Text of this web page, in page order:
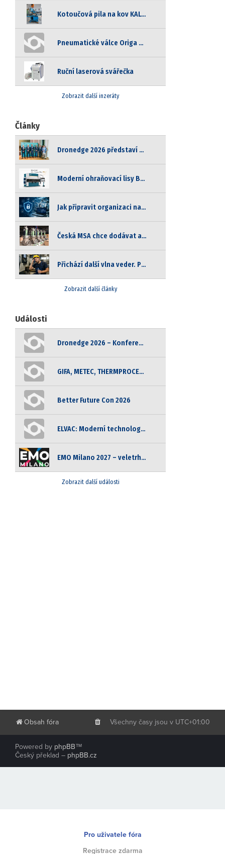
Obsah fóra Všechny časy jsou v UTC+01:00
Powered by phpBB™
Český překlad – phpBB.cz
Pro uživatele fóra
Registrace zdarma